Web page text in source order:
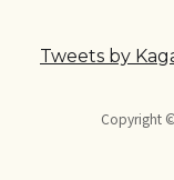
Tweets by
Copyright